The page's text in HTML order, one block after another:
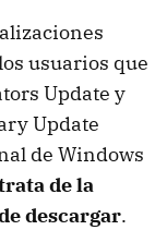
usuarios que
Update y
Update
de Windows
de la
descargar.